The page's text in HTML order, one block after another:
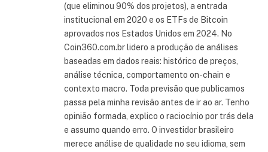
(que eliminou 90% dos projetos), a entrada
institucional em 2020 e os ETFs de Bitcoin
aprovados nos Estados Unidos em 2024. No
Coin360.com.br lidero a produção de análises
baseadas em dados reais: histórico de preços,
análise técnica, comportamento on-chain e
contexto macro. Toda previsão que publicamos
passa pela minha revisão antes de ir ao ar. Tenho
opinião formada, explico o raciocínio por trás dela
e assumo quando erro. O investidor brasileiro
merece análise de qualidade no seu idioma, sem